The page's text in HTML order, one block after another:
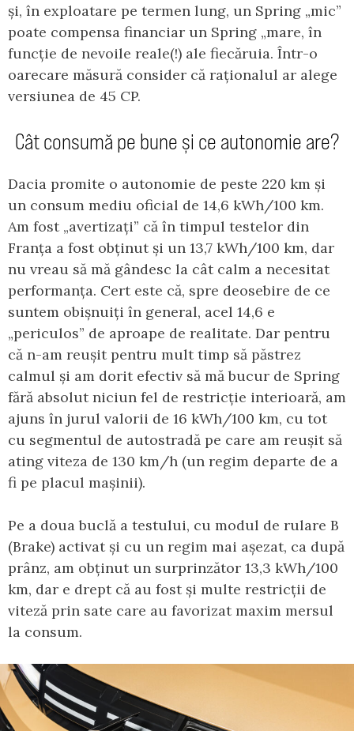
și, în exploatare pe termen lung, un Spring „mic”
poate compensa financiar un Spring „mare, în
funcție de nevoile reale(!) ale fiecăruia. Într-o
oarecare măsură consider că raționalul ar alege
versiunea de 45 CP.
Cât consumă pe bune și ce autonomie are?
Dacia promite o autonomie de peste 220 km și
un consum mediu oficial de 14,6 kWh/100 km.
Am fost „avertizați” că în timpul testelor din
Franța a fost obținut și un 13,7 kWh/100 km, dar
nu vreau să mă gândesc la cât calm a necesitat
performanța. Cert este că, spre deosebire de ce
suntem obișnuiți în general, acel 14,6 e
„periculos” de aproape de realitate. Dar pentru
că n-am reușit pentru mult timp să păstrez
calmul și am dorit efectiv să mă bucur de Spring
fără absolut niciun fel de restricție interioară, am
ajuns în jurul valorii de 16 kWh/100 km, cu tot
cu segmentul de autostradă pe care am reușit să
ating viteza de 130 km/h (un regim departe de a
fi pe placul mașinii).
Pe a doua buclă a testului, cu modul de rulare B
(Brake) activat și cu un regim mai așezat, ca după
prânz, am obținut un surprinzător 13,3 kWh/100
km, dar e drept că au fost și multe restricții de
viteză prin sate care au favorizat maxim mersul
la consum.